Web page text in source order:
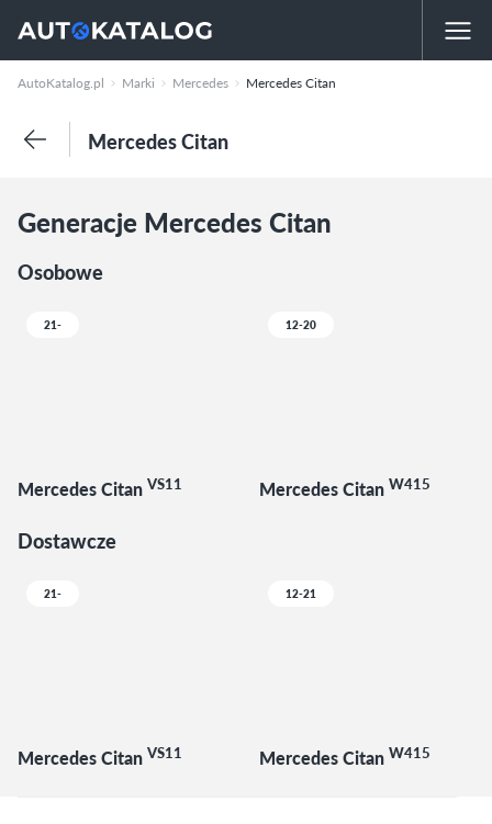
AutoKatalog.pl Marki Mercedes Mercedes Citan
Mercedes Citan
Generacje Mercedes Citan
Osobowe
21-
Mercedes Citan VS11
12-20
Mercedes Citan W415
Dostawcze
21-
Mercedes Citan VS11
12-21
Mercedes Citan W415